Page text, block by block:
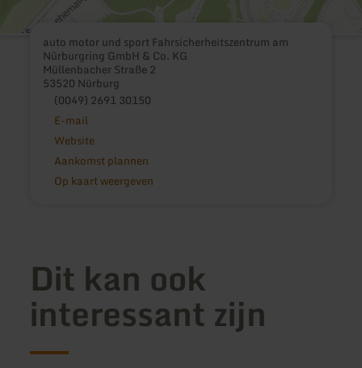
auto motor und sport Fahrsicherheitszentrum am
Nürburgring GmbH & Co. KG
Müllenbacher Straße 2
53520 Nürburg
(0049) 2691 30150
E-mail
Website
Aankomst plannen
Op kaart weergeven
Dit kan ook
interessant zijn